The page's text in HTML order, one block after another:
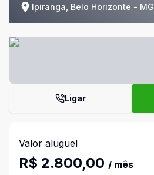
Ipiranga, Belo Horizonte - MG
Ligar
Valor aluguel
R$ 2.800,00 / mês